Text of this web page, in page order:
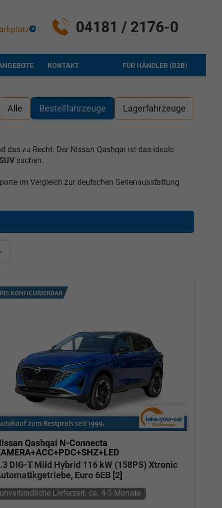
04181 / 2176-0
0
FÜR HÄNDLER (B2B)
KONTAKT
Alle Bestellfahrzeuge Lagerfahrzeuge
das zu Recht. Der Nissan Qashqai ist das ideale
suchen.
im Vergleich zur deutschen Serienausstattung
Qashqai N-Connecta
DIG-T Mild Hybrid 116 kW (158PS) Xtronic
Euro 6EB [2]
unverbindliche Lieferzeit: ca. 4-5 Monate